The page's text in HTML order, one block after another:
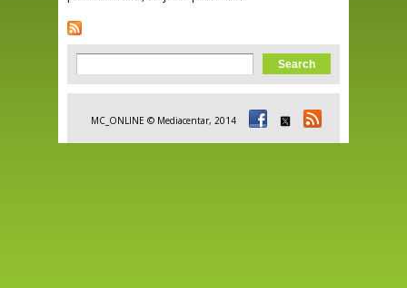
Search form
Search
MC_ONLINE © Mediacentar, 2014